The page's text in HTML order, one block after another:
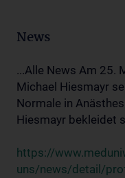
News
...Alle News Am 25.
Michael Hiesmayr
Normale in
Hiesmayr bekleidet
https://
uns/news/detail/